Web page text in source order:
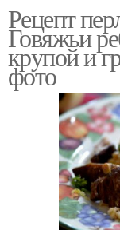
Рецепт
Говяжьи
крупой и
фото